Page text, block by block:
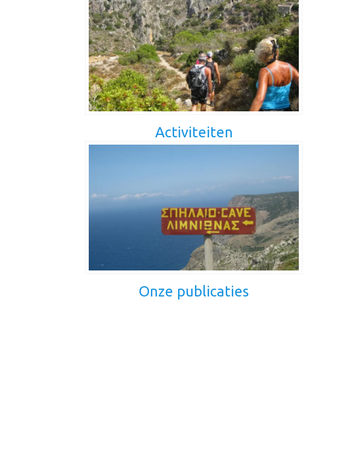
Activiteiten
Onze publicaties